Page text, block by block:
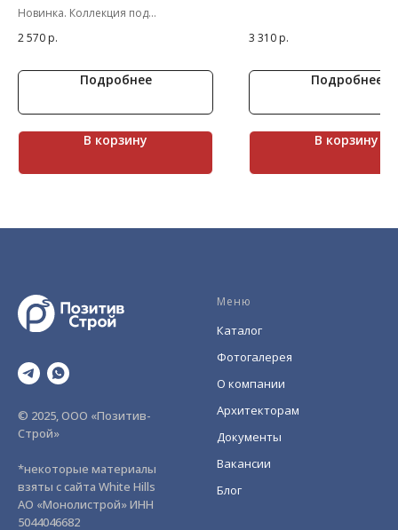
Новинка. Коллекция под
специально по затирку кладочного
2 570 р.
Подробнее
В корзину
3 310 р.
Подробнее
В корзину
© 2025, ООО «Позитив-
Строй»
*некоторые материалы
взяты с сайта White Hills
АО «Монолистрой» ИНН
5044046682
Меню
Каталог
Фотогалерея
О компании
Архитекторам
Документы
Вакансии
Блог